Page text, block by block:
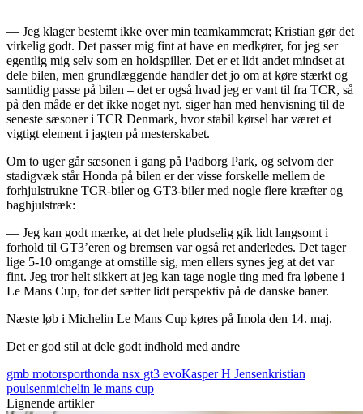
— Jeg klager bestemt ikke over min teamkammerat; Kristian gør det
virkelig godt. Det passer mig fint at have en medkører, for jeg ser
egentlig mig selv som en holdspiller. Det er et lidt andet mindset at
dele bilen, men grundlæggende handler det jo om at køre stærkt og
samtidig passe på bilen – det er også hvad jeg er vant til fra TCR, så
på den måde er det ikke noget nyt, siger han med henvisning til de
seneste sæsoner i TCR Denmark, hvor stabil kørsel har været et
vigtigt element i jagten på mesterskabet.
Om to uger går sæsonen i gang på Padborg Park, og selvom der
stadigvæk står Honda på bilen er der visse forskelle mellem de
forhjulstrukne TCR-biler og GT3-biler med nogle flere kræfter og
baghjulstræk:
— Jeg kan godt mærke, at det hele pludselig gik lidt langsomt i
forhold til GT3’eren og bremsen var også ret anderledes. Det tager
lige 5-10 omgange at omstille sig, men ellers synes jeg at det var
fint. Jeg tror helt sikkert at jeg kan tage nogle ting med fra løbene i
Le Mans Cup, for det sætter lidt perspektiv på de danske baner.
Næste løb i Michelin Le Mans Cup køres på Imola den 14. maj.
Det er god stil at dele godt indhold med andre
gmb motorsporthonda nsx gt3 evoKasper H Jensenkristian
poulsenmichelin le mans cup
Lignende artikler